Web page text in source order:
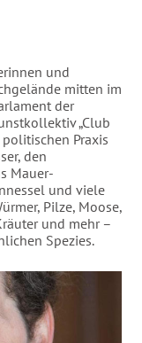
und
mitten im
der
„Club
Praxis
den
Mauer-
und viele
Pilze, Moose,
und mehr –
Spezies.